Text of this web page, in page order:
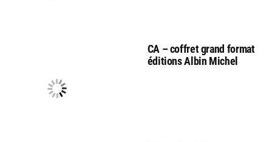
CA – coffret grand format
éditions Albin Michel